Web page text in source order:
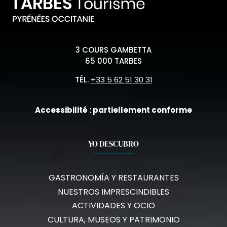
3 COURS GAMBETTA
65 000 TARBES
TÉL. +33 5 62 51 30 31
Accessibilité : partiellement conforme
YO DESCUBRO
GASTRONOMÍA Y RESTAURANTES
NUESTROS IMPRESCINDIBLES
ACTIVIDADES Y OCIO
CULTURA, MUSEOS Y PATRIMONIO